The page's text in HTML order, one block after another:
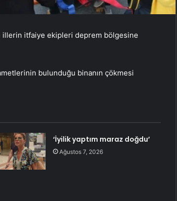
illerin itfaiye ekipleri deprem bölgesine
bulunduğu binanın çökmesi
‘İyilik yaptım maraz doğdu’
Ağustos 7, 2026